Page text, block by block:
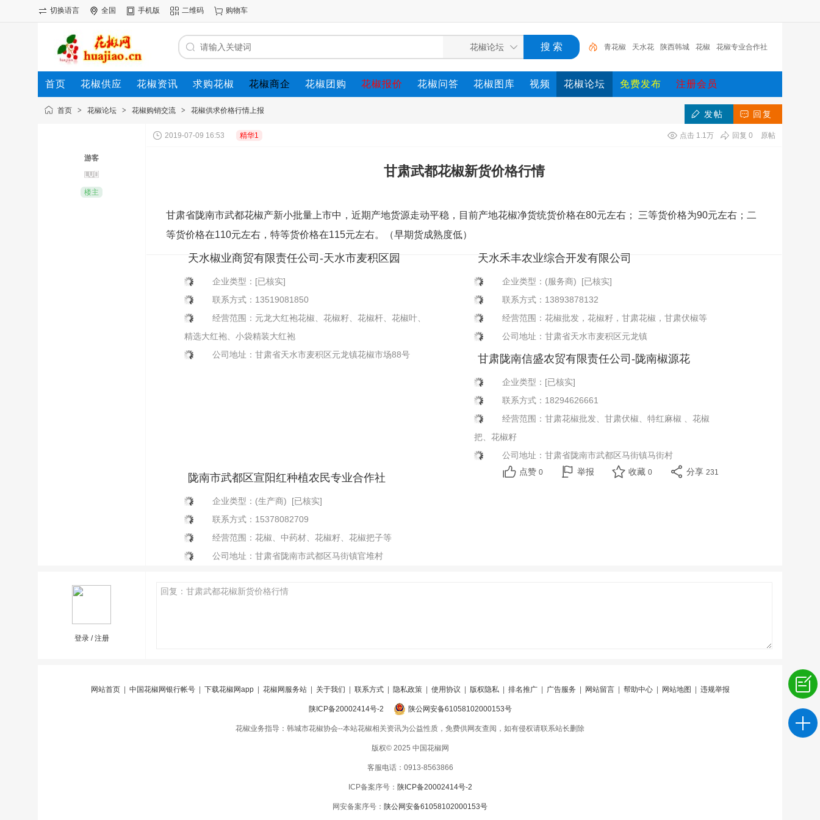
切换语言 全国 手机版 二维码 购物车
青花椒 天水花 陕西韩城 花椒 花椒专业合作社
天水花椒 天水 韩城大红袍花椒 大红袍花椒 甘肃
首页 花椒供应 花椒资讯 求购花椒 花椒商企 花椒团购 花椒报价 花椒问答 花椒图库 视频 花椒论坛 免费发布 注册会员
发帖 回复
首页 > 花椒论坛 > 花椒购销交流 > 花椒供求价格行情上报
游客
楼主
点击 1.1万 回复 0 原帖
2019-07-09 16:53 精华1
甘肃武都花椒新货价格行情
甘肃省陇南市武都花椒产新小批量上市中，近期产地货源走动平稳，目前产地花椒净货统货价格在80元左右； 三等货价格为90元左右；二
等货价格在110元左右，特等货价格在115元左右。（早期货成熟度低）
天水椒业商贸有限责任公司-天水市麦积区园
龙椒业农民专业合作社
企业类型：[已核实]
联系方式：13519081850
经营范围：元龙大红袍花椒、花椒籽、花椒杆、花椒叶、
精选大红袍、小袋精装大红袍
公司地址：甘肃省天水市麦积区元龙镇花椒市场88号
天水禾丰农业综合开发有限公司
企业类型：(服务商) [已核实]
联系方式：13893878132
经营范围：花椒批发，花椒籽，甘肃花椒，甘肃伏椒等
公司地址：甘肃省天水市麦积区元龙镇
甘肃陇南信盛农贸有限责任公司-陇南椒源花
椒种植农民专业合作社
企业类型：[已核实]
联系方式：18294626661
经营范围：甘肃花椒批发、甘肃伏椒、特红麻椒 、花椒
把、花椒籽
公司地址：甘肃省陇南市武都区马街镇马街村
陇南市武都区宣阳红种植农民专业合作社
企业类型：(生产商) [已核实]
联系方式：15378082709
经营范围：花椒、中药材、花椒籽、花椒把子等
公司地址：甘肃省陇南市武都区马街镇官堆村
点赞 0 举报 收藏 0 分享 231
登录/注册
网站首页| 中国花椒网银行帐号| 下载花椒网app| 花椒网服务站| 关于我们 联系方式| 隐私政策| 使用协议 版权隐私| 排名推广| 广告服务 网站留言| 帮助中心| 网站地图 违规举报
陕ICP备20002414号-2 陕公网安备61058102000153号
花椒业务指导：韩城市花椒协会--本站花椒相关资讯为公益性质，免费供网友查阅，如有侵权请联系站长删除
版权© 2025 中国花椒网
客服电话：0913-8563866
ICP备案序号： 陕ICP备20002414号-2
网安备案序号： 陕公网安备61058102000153号